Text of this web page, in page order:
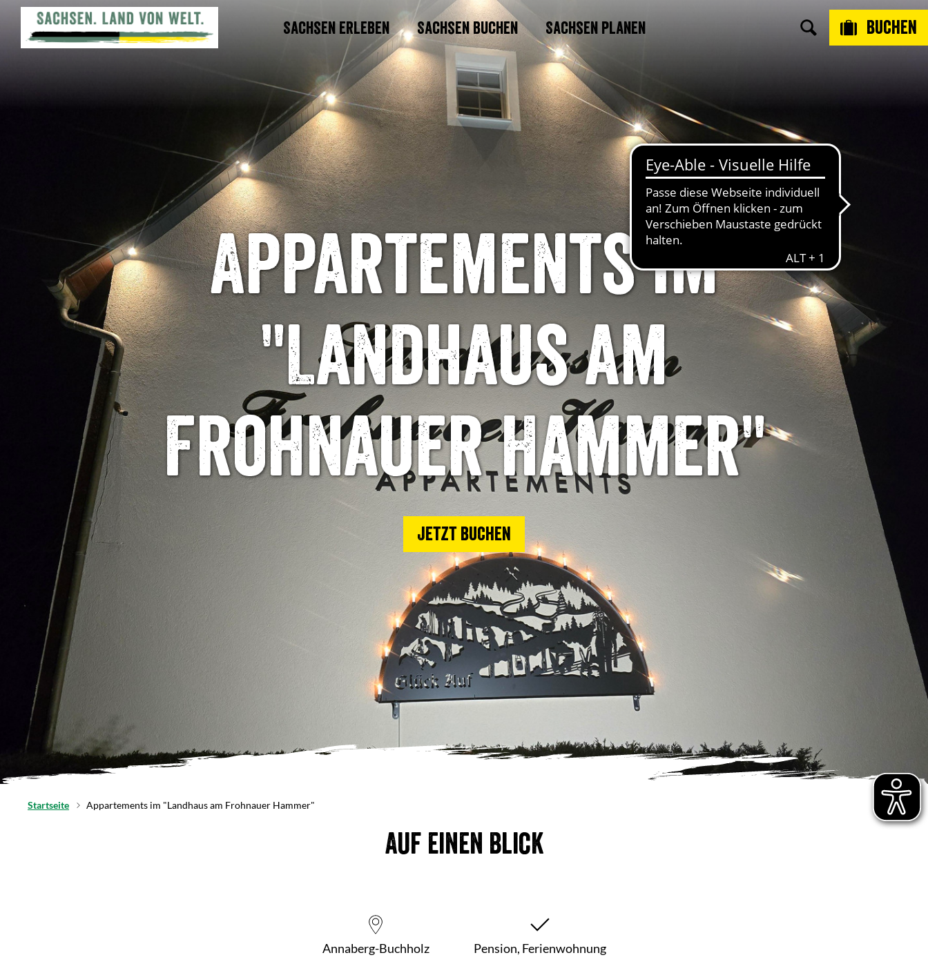
Sachsen erleben Sachsen buchen Sachsen planen Buchen
Appartements im
"Landhaus am
Frohnauer Hammer"
Jetzt buchen
Startseite Appartements im "Landhaus am Frohnauer Hammer"
Auf einen Blick
Annaberg-Buchholz Pension, Ferienwohnung